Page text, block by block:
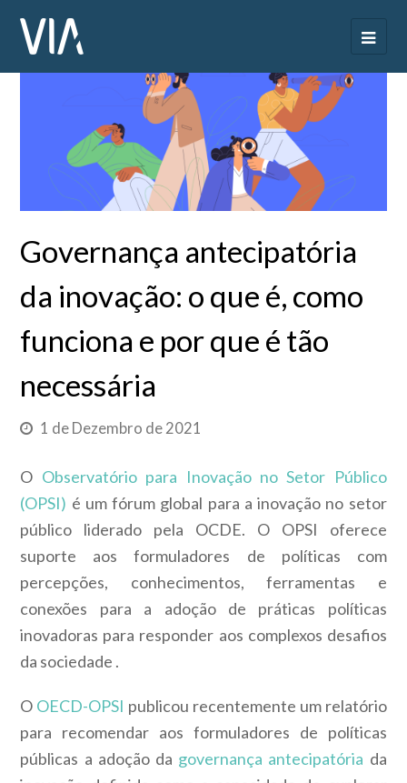
Governança antecipatória
da inovação: o que é, como
funciona e por que é tão
necessária
1 de Dezembro de 2021
O Observatório para Inovação no Setor Público
(OPSI) é um fórum global para a inovação no setor
público liderado pela OCDE. OOPSI oferece
suporte aos formuladores de políticas com
percepções, conhecimentos, ferramentas e
conexões para a adoção de práticas políticas
inovadoras para responder aos complexos desafios
da sociedade .
O OECD-OPSI publicou recentemente um relatório
para recomendar aos formuladores de políticas
públicas a adoção da governança antecipatória da